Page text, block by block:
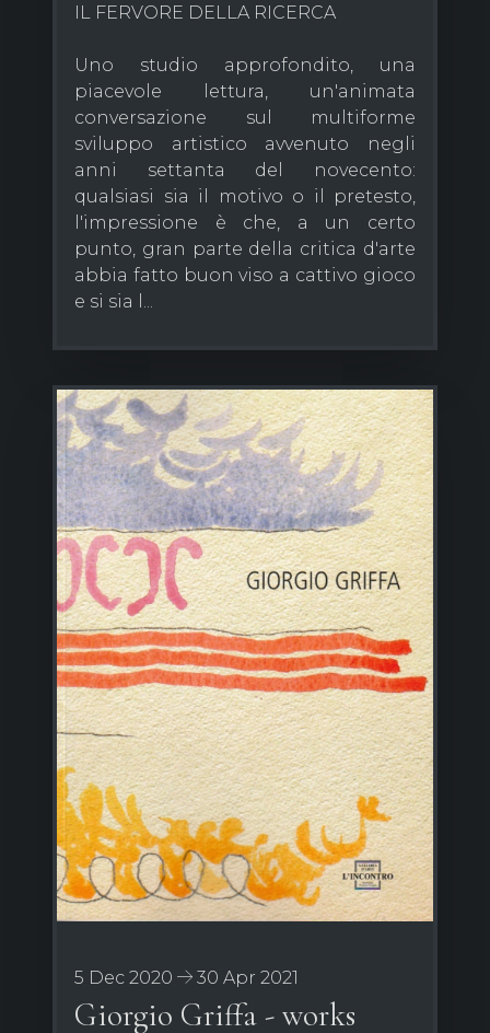
IL FERVORE DELLA RICERCA
Uno studio approfondito, una
piacevole lettura, un'animata
conversazione sul multiforme
sviluppo artistico avvenuto negli
anni settanta del novecento:
qualsiasi sia il motivo o il pretesto,
l'impressione è che, a un certo
punto, gran parte della critica d'arte
abbia fatto buon viso a cattivo gioco
e si sia l...
5 Dec 2020 30 Apr 2021
Giorgio Griffa - works